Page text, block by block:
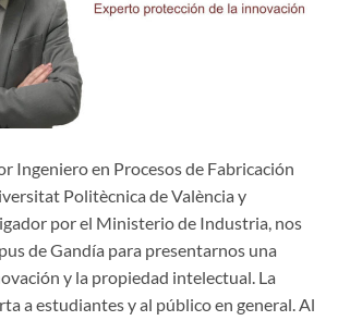
Ingeniero en Procesos de Fabricación
Politècnica de València y
por el Ministerio de Industria, nos
de Gandía para presentarnos una
y la propiedad intelectual. La
a estudiantes y al público en general. Al